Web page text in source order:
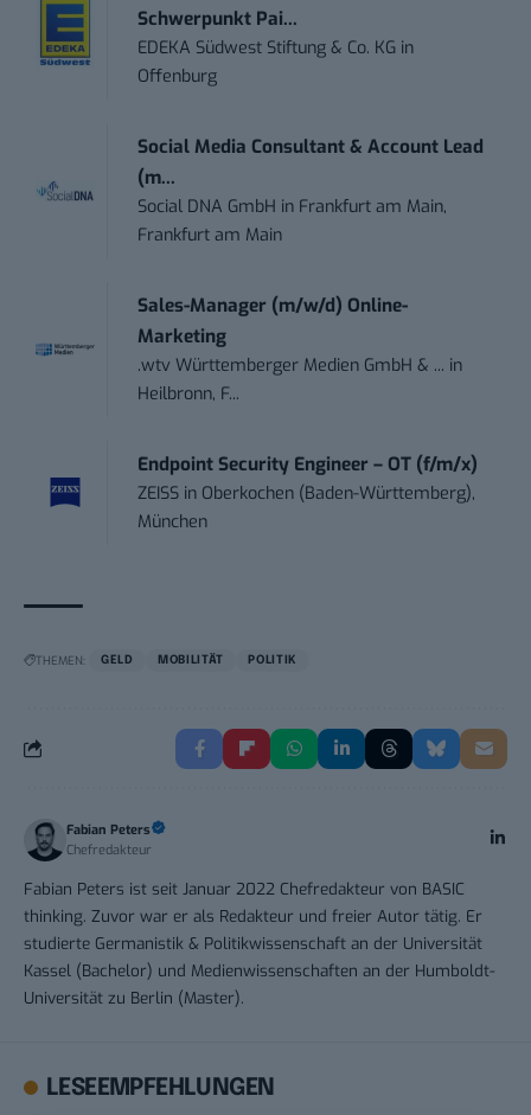
Schwerpunkt Pai...
EDEKA Südwest Stiftung & Co. KG in
Offenburg
Social Media Consultant & Account Lead
(m...
Social DNA GmbH in Frankfurt am Main,
Frankfurt am Main
Sales-Manager (m/w/d) Online-
Marketing
.wtv Württemberger Medien GmbH & ... in
Heilbronn, F...
Endpoint Security Engineer – OT (f/m/x)
ZEISS in Oberkochen (Baden-Württemberg),
München
THEMEN: GELD MOBILITÄT POLITIK
Fabian Peters
Chefredakteur
Fabian Peters ist seit Januar 2022 Chefredakteur von BASIC
thinking. Zuvor war er als Redakteur und freier Autor tätig. Er
studierte Germanistik & Politikwissenschaft an der Universität
Kassel (Bachelor) und Medienwissenschaften an der Humboldt-
Universität zu Berlin (Master).
LESEEMPFEHLUNGEN